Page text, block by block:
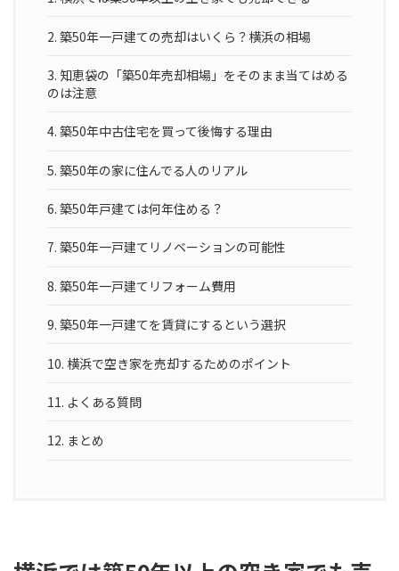
2. 築50年一戸建ての売却はいくら？横浜の相場
3. 知恵袋の「築50年売却相場」をそのまま当てはめる
のは注意
4. 築50年中古住宅を買って後悔する理由
5. 築50年の家に住んでる人のリアル
6. 築50年戸建ては何年住める？
7. 築50年一戸建てリノベーションの可能性
8. 築50年一戸建てリフォーム費用
9. 築50年一戸建てを賃貸にするという選択
10. 横浜で空き家を売却するためのポイント
11. よくある質問
12. まとめ